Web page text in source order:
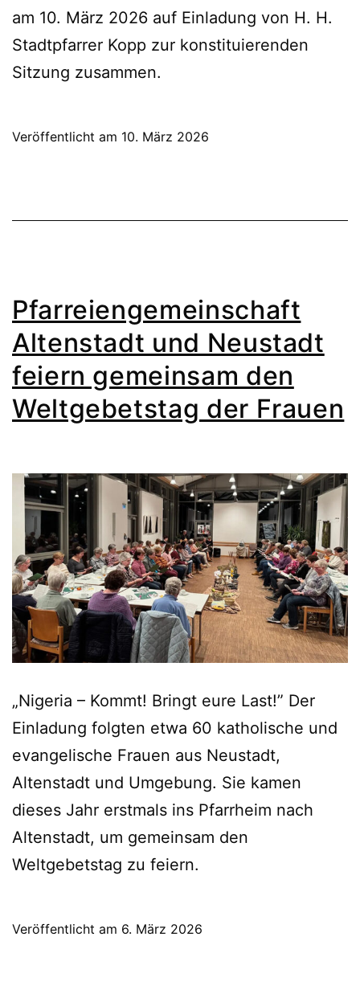
am 10. März 2026 auf Einladung von H. H.
Stadtpfarrer Kopp zur konstituierenden
Sitzung zusammen.
Veröffentlicht am 10. März 2026
Pfarreiengemeinschaft
Altenstadt und Neustadt
feiern gemeinsam den
Weltgebetstag der Frauen
„Nigeria – Kommt! Bringt eure Last!” Der
Einladung folgten etwa 60 katholische und
evangelische Frauen aus Neustadt,
Altenstadt und Umgebung. Sie kamen
dieses Jahr erstmals ins Pfarrheim nach
Altenstadt, um gemeinsam den
Weltgebetstag zu feiern.
Veröffentlicht am 6. März 2026